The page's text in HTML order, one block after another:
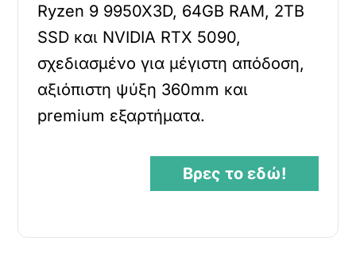
Ryzen 9 9950X3D, 64GB RAM, 2TB
SSD και NVIDIA RTX 5090,
σχεδιασμένο για μέγιστη απόδοση,
αξιόπιστη ψύξη 360mm και
premium εξαρτήματα.
Βρες το εδώ!